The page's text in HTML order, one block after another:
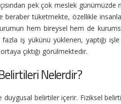
pek çok meslek
beraber tüketmekte, özellikle
hem bireysel hem de
iş yükünü yüklenen, yaptığı
çıktığı görülmektedir.
Nelerdir?
belirtiler içerir. Fiziksel